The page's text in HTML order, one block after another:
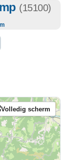
(15100)
Volledig scherm